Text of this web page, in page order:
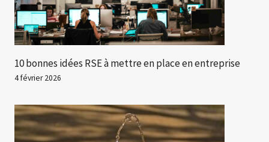
10 bonnes idées RSE à mettre en place en entreprise
4 février 2026